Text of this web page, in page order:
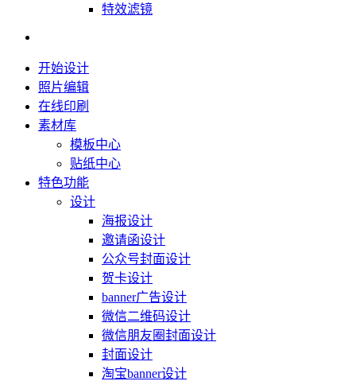
特效滤镜
开始设计
照片编辑
在线印刷
素材库
模板中心
贴纸中心
特色功能
设计
海报设计
邀请函设计
公众号封面设计
贺卡设计
banner广告设计
微信二维码设计
微信朋友圈封面设计
封面设计
淘宝banner设计